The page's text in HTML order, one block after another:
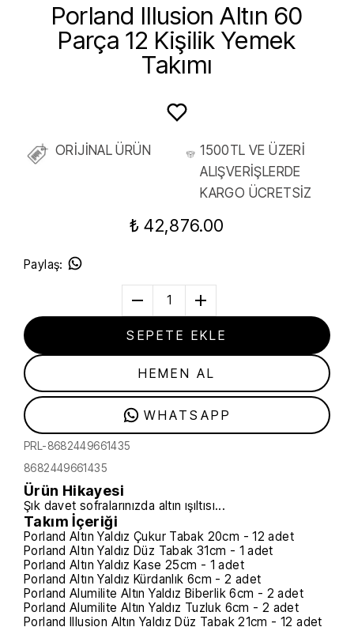
Porland Illusion Altın 60
Parça 12 Kişilik Yemek
Takımı
ORİJİNAL ÜRÜN
1500TL VE ÜZERİ
ALIŞVERİŞLERDE
KARGO ÜCRETSİZ
₺ 42,876.00
Paylaş:
1
SEPETE EKLE
HEMEN AL
WHATSAPP
PRL-8682449661435
8682449661435
Ürün Hikayesi
Şık davet sofralarınızda altın ışıltısı...
Takım İçeriği
Porland Altın Yaldız Çukur Tabak 20cm - 12 adet
Porland Altın Yaldız Düz Tabak 31cm - 1 adet
Porland Altın Yaldız Kase 25cm - 1 adet
Porland Altın Yaldız Kürdanlık 6cm - 2 adet
Porland Alumilite Altın Yaldız Biberlik 6cm - 2 adet
Porland Alumilite Altın Yaldız Tuzluk 6cm - 2 adet
Porland Illusion Altın Yaldız Düz Tabak 21cm - 12 adet